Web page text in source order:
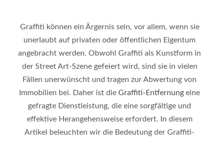
Graffiti können ein Ärgernis sein, vor allem, wenn sie
unerlaubt auf privaten oder öffentlichen Eigentum
angebracht werden. Obwohl Graffiti als Kunstform in
der Street Art-Szene gefeiert wird, sind sie in vielen
Fällen unerwünscht und tragen zur Abwertung von
Immobilien bei. Daher ist die Graffiti-Entfernung eine
gefragte Dienstleistung, die eine sorgfältige und
effektive Herangehensweise erfordert. In diesem
Artikel beleuchten wir die Bedeutung der Graffiti-